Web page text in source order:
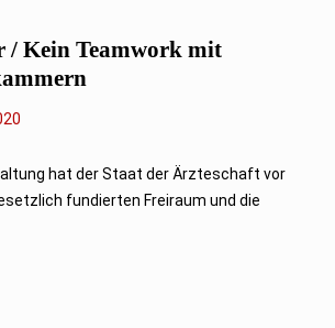
/ Kein Teamwork mit
hat der Staat der Ärzteschaft vor
fundierten Freiraum und die